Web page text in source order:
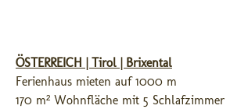
ÖSTERREICH | Tirol | Brixental
Ferienhaus mieten auf 1000 m
170 m² Wohnfläche mit 5 Schlafzimmer